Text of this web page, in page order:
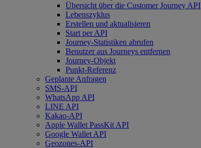
Übersicht über die Customer Journey API
Lebenszyklus
Erstellen und aktualisieren
Start per API
Journey-Statistiken abrufen
Benutzer aus Journeys entfernen
Journey-Objekt
Punkt-Referenz
Geplante Anfragen
SMS-API
WhatsApp API
LINE API
Kakao-API
Apple Wallet PassKit API
Google Wallet API
Geozones-API